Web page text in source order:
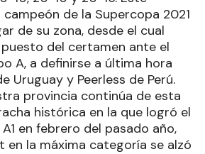
de la Supercopa 2021
de su zona, desde el cual
del certamen ante el
A, a definirse a última hora
Uruguay y Peerless de Perú.
provincia continúa de esta
histórica en la que logró el
en febrero del pasado año,
en la máxima categoría se alzó